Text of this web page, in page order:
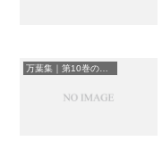
万葉集｜第10巻の和歌一覧